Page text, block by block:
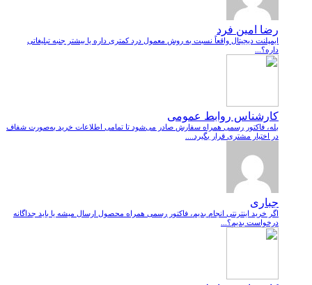
رضا امین فرد
ایمپلنت دیجیتال واقعاً نسبت به روش معمول درد کمتری داره یا بیشتر جنبه تبلیغاتی
داره؟...
کارشناس روابط عمومی
بله، فاکتور رسمی همراه سفارش صادر می‌شود تا تمامی اطلاعات خرید به‌صورت شفاف
در اختیار مشتری قرار بگیرد....
جباری
اگر خرید اینترنتی انجام بدیم، فاکتور رسمی همراه محصول ارسال میشه یا باید جداگانه
درخواست بدیم؟...